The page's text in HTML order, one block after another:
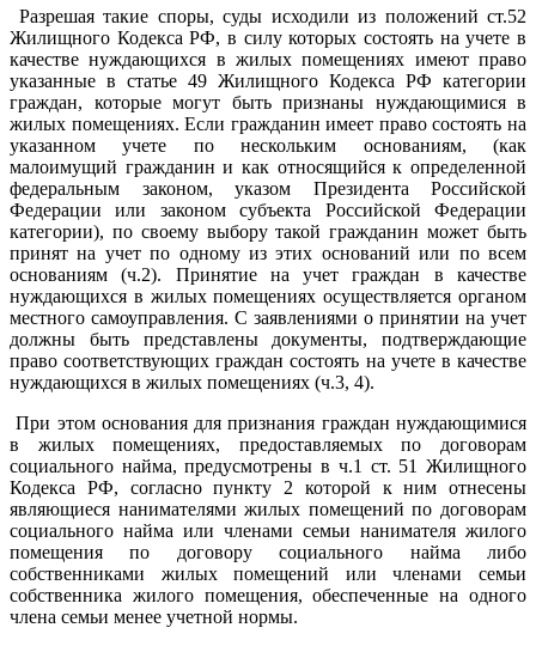
Разрешая такие споры, суды исходили из положений ст.52
Жилищного Кодекса РФ, в силу которых состоять на учете в
качестве нуждающихся в жилых помещениях имеют право
указанные в статье 49 Жилищного Кодекса РФ категории
граждан, которые могут быть признаны нуждающимися в
жилых помещениях. Если гражданин имеет право состоять на
указанном учете по нескольким основаниям, (как
малоимущий гражданин и как относящийся к определенной
федеральным законом, указом Президента Российской
Федерации или законом субъекта Российской Федерации
категории), по своему выбору такой гражданин может быть
принят на учет по одному из этих оснований или по всем
основаниям (ч.2). Принятие на учет граждан в качестве
нуждающихся в жилых помещениях осуществляется органом
местного самоуправления. С заявлениями о принятии на учет
должны быть представлены документы, подтверждающие
право соответствующих граждан состоять на учете в качестве
нуждающихся в жилых помещениях (ч.3, 4).
При этом основания для признания граждан нуждающимися
в жилых помещениях, предоставляемых по договорам
социального найма, предусмотрены в ч.1 ст. 51 Жилищного
Кодекса РФ, согласно пункту 2 которой к ним отнесены
являющиеся нанимателями жилых помещений по договорам
социального найма или членами семьи нанимателя жилого
помещения по договору социального найма либо
собственниками жилых помещений или членами семьи
собственника жилого помещения, обеспеченные на одного
члена семьи менее учетной нормы.